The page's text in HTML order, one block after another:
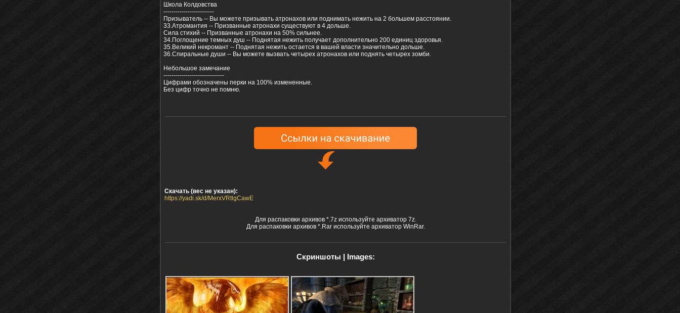
Школа Колдовства
-------------------------
Призыватель -- Вы можете призывать атронахов или поднимать нежить на 2 большем расстоянии.
33.Атромантия -- Призванные атронахи существуют в 4 дольше.
Сила стихий -- Призванные атронахи на 50% сильнее.
34.Поглощение темных душ -- Поднятая нежить получает дополнительно 200 единиц здоровья.
35.Великий некромант -- Поднятая нежить остается в вашей власти значительно дольше.
36.Спиральные души -- Вы можете вызвать четырех атронахов или поднять четырех зомби.
Небольшое замечание
------------------------------
Цифрами обозначены перки на 100% измененные.
Без цифр точно не помню.
Скачать (вес не указан):
https://yadi.sk/d/MerxVRtlgCawE
Для распаковки архивов *.7z используйте архиватор 7z.
Для распаковки архивов *.Rar используйте архиватор WinRar.
Скриншоты | Images: